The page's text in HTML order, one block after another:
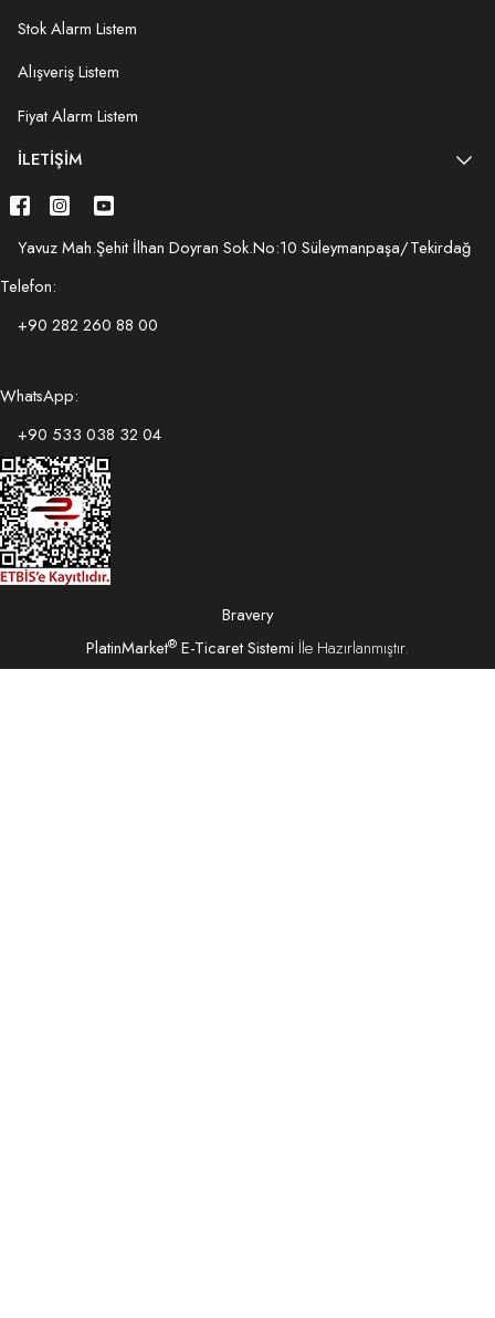
Stok Alarm Listem
Alışveriş Listem
Fiyat Alarm Listem
İLETIŞIM
Yavuz Mah.Şehit İlhan Doyran Sok.No:10 Süleymanpaşa/Tekirdağ
Telefon:
+90 282 260 88 00
WhatsApp:
+90 533 038 32 04
Bravery
PlatinMarket® E-Ticaret Sistemi İle Hazırlanmıştır.